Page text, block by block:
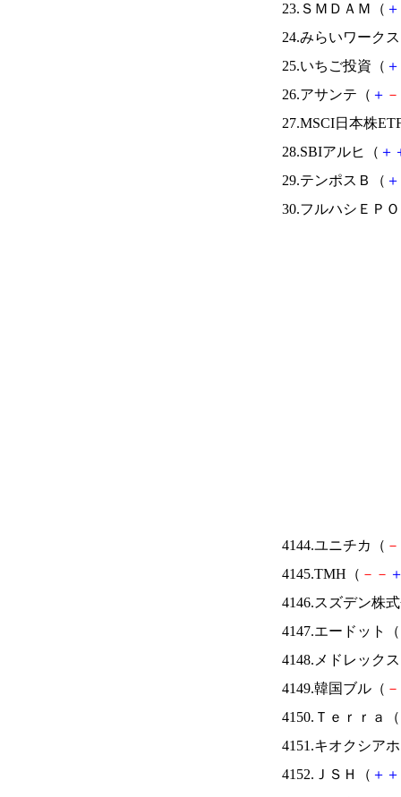
23.ＳＭＤＡＭ（ ＋
24.みらいワーク
25.いちご投資（ ＋
26.アサンテ（ ＋ －
27.MSCI日本株
28.SBIアルヒ（ ＋
29.テンポスＢ（ ＋
30.フルハシＥＰ
4144.ユニチカ（ －
4145.TMH（ － －
4146.スズデン株
4147.エードット（
4148.メドレック
4149.韓国ブル（ －
4150.Ｔｅｒｒａ（
4151.キオクシア
4152.ＪＳＨ（ ＋ ＋